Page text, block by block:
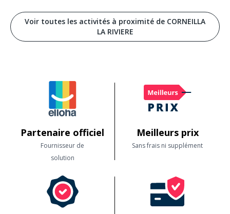
Voir toutes les activités à proximité de CORNEILLA
LA RIVIERE
Partenaire officiel
Fournisseur de
solution
Meilleurs prix
Sans frais ni supplément